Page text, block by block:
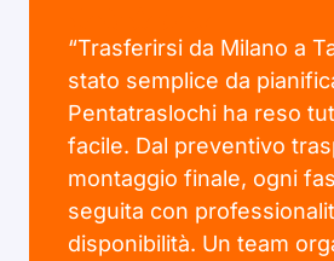
“Trasferirsi da Milano a
stato semplice da
Pentatraslochi ha reso
facile. Dal preventivo
montaggio finale, ogni
seguita con
disponibilità. Un team